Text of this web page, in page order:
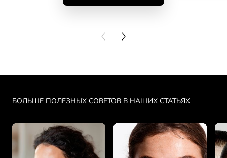
PREVIOUS CARD
NEXT CARD
БОЛЬШЕ ПОЛЕЗНЫХ СОВЕТОВ В НАШИХ СТАТЬЯХ